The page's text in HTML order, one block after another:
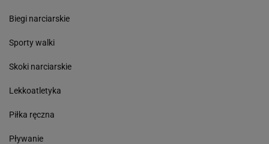
Biegi narciarskie
Sporty walki
Skoki narciarskie
Lekkoatletyka
Piłka ręczna
Pływanie